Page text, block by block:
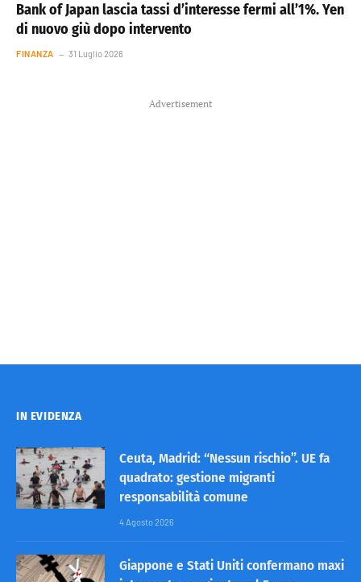
Bank of Japan lascia tassi d’interesse fermi all’1%. Yen
di nuovo giù dopo intervento
FINANZA 31 Luglio 2026
Advertisement
IN EVIDENZA
Ceuta, Madrid: “Nessun rischio”. UE fa
quadrato: gestione migranti
responsabilità comune
4 Agosto 2026
Giappone e Stati Uniti confermano maxi